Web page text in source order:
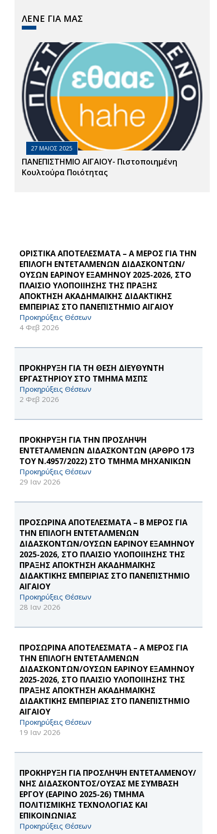
ΛΕΝΕ ΓΙΑ ΜΑΣ
27 ΜΑΙΟΣ 2025
ΠΑΝΕΠΙΣΤΗΜΙΟ ΑΙΓΑΙΟΥ- Πιστοποιημένη
Κουλτούρα Ποιότητας
ΟΡΙΣΤΙΚΑ ΑΠΟΤΕΛΕΣΜΑΤΑ – Α ΜΕΡΟΣ ΓΙΑ ΤΗΝ
ΕΠΙΛΟΓΗ ΕΝΤΕΤΑΛΜΕΝΩΝ ΔΙΔΑΣΚΟΝΤΩΝ/
ΟΥΣΩΝ ΕΑΡΙΝΟΥ ΕΞΑΜΗΝΟΥ 2025-2026, ΣΤΟ
ΠΛΑΙΣΙΟ ΥΛΟΠΟΙΙΗΣΗΣ ΤΗΣ ΠΡΑΞΗΣ
ΑΠΟΚΤΗΣΗ ΑΚΑΔΗΜΑΪΚΗΣ ΔΙΔΑΚΤΙΚΗΣ
ΕΜΠΕΙΡΙΑΣ ΣΤΟ ΠΑΝΕΠΙΣΤΗΜΙΟ ΑΙΓΑΙΟΥ
Προκηρύξεις Θέσεων
4 Φεβ 2026
ΠΡΟΚΗΡΥΞΗ ΓΙΑ ΤΗ ΘΕΣΗ ΔΙΕΥΘΥΝΤΗ
ΕΡΓΑΣΤΗΡΙΟΥ ΣΤΟ ΤΜΗΜΑ ΜΣΠΣ
Προκηρύξεις Θέσεων
2 Φεβ 2026
ΠΡΟΚΗΡΥΞΗ ΓΙΑ ΤΗΝ ΠΡΟΣΛΗΨΗ
ΕΝΤΕΤΑΛΜΕΝΩΝ ΔΙΔΑΣΚΟΝΤΩΝ (ΑΡΘΡΟ 173
ΤΟΥ Ν.4957/2022) ΣΤΟ ΤΜΗΜΑ ΜΗΧΑΝΙΚΩΝ
Προκηρύξεις Θέσεων
29 Ιαν 2026
ΠΡΟΣΩΡΙΝΑ ΑΠΟΤΕΛΕΣΜΑΤΑ – B ΜΕΡΟΣ ΓΙΑ
ΤΗΝ ΕΠΙΛΟΓΗ ΕΝΤΕΤΑΛΜΕΝΩΝ
ΔΙΔΑΣΚΟΝΤΩΝ/ΟΥΣΩΝ ΕΑΡΙΝΟΥ ΕΞΑΜΗΝΟΥ
2025-2026, ΣΤΟ ΠΛΑΙΣΙΟ ΥΛΟΠΟΙΙΗΣΗΣ ΤΗΣ
ΠΡΑΞΗΣ ΑΠΟΚΤΗΣΗ ΑΚΑΔΗΜΑΪΚΗΣ
ΔΙΔΑΚΤΙΚΗΣ ΕΜΠΕΙΡΙΑΣ ΣΤΟ ΠΑΝΕΠΙΣΤΗΜΙΟ
ΑΙΓΑΙΟΥ
Προκηρύξεις Θέσεων
28 Ιαν 2026
ΠΡΟΣΩΡΙΝΑ ΑΠΟΤΕΛΕΣΜΑΤΑ – Α ΜΕΡΟΣ ΓΙΑ
ΤΗΝ ΕΠΙΛΟΓΗ ΕΝΤΕΤΑΛΜΕΝΩΝ
ΔΙΔΑΣΚΟΝΤΩΝ/ΟΥΣΩΝ ΕΑΡΙΝΟΥ ΕΞΑΜΗΝΟΥ
2025-2026, ΣΤΟ ΠΛΑΙΣΙΟ ΥΛΟΠΟΙΙΗΣΗΣ ΤΗΣ
ΠΡΑΞΗΣ ΑΠΟΚΤΗΣΗ ΑΚΑΔΗΜΑΪΚΗΣ
ΔΙΔΑΚΤΙΚΗΣ ΕΜΠΕΙΡΙΑΣ ΣΤΟ ΠΑΝΕΠΙΣΤΗΜΙΟ
ΑΙΓΑΙΟΥ
Προκηρύξεις Θέσεων
19 Ιαν 2026
ΠΡΟΚΗΡΥΞΗ ΓΙΑ ΠΡΟΣΛΗΨΗ ΕΝΤΕΤΑΛΜΕΝΟΥ/
ΝΗΣ ΔΙΔΑΣΚΟΝΤΟΣ/ΟΥΣΑΣ ΜΕ ΣΥΜΒΑΣΗ
ΕΡΓΟΥ (ΕΑΡΙΝΟ 2025-26) ΤΜΗΜΑ
ΠΟΛΙΤΙΣΜΙΚΗΣ ΤΕΧΝΟΛΟΓΙΑΣ ΚΑΙ
ΕΠΙΚΟΙΝΩΝΙΑΣ
Προκηρύξεις Θέσεων